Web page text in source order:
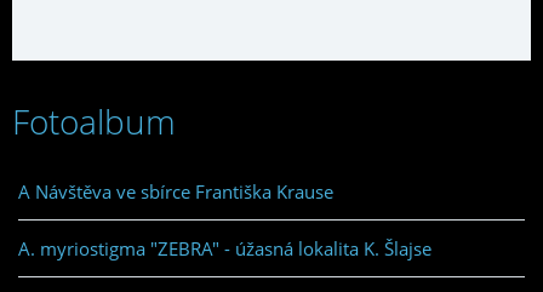
Fotoalbum
A Návštěva ve sbírce Františka Krause
A. myriostigma "ZEBRA" - úžasná lokalita K. Šlajse